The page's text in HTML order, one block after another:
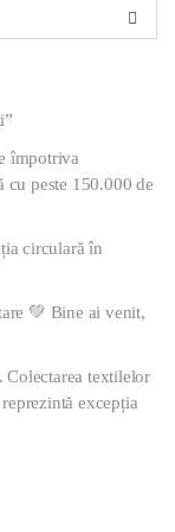
împotriva
cu peste 150.000 de
circulară în
💚 Bine ai venit,
Colectarea textilelor
excepția